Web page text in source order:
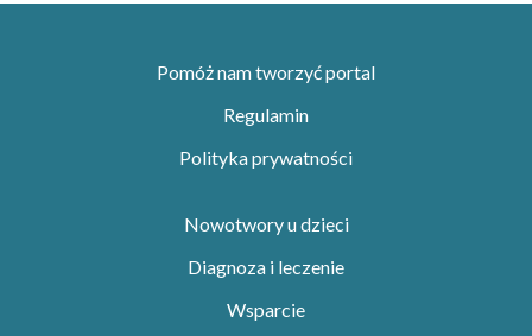
Pomóż nam tworzyć portal
Regulamin
Polityka prywatności
Nowotwory u dzieci
Diagnoza i leczenie
Wsparcie